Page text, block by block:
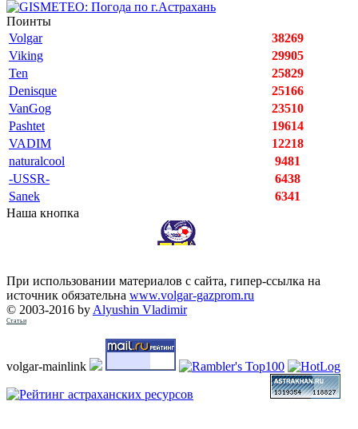
Поинты
Volgar
38269
Viking
29905
Ten
25829
Denisque
25166
VanGog
23510
Pashtet
19614
VADIM
12218
naturalcool
9481
-USSR-
6438
Sanek
6341
Наша кнопка
При использовании материалов с сайта, гипер-ссылка на
источник обязательна www.volgar-gazprom.ru
© 2003-2016 by Alyushin Vladimir
Статьи
volgar-mainlink